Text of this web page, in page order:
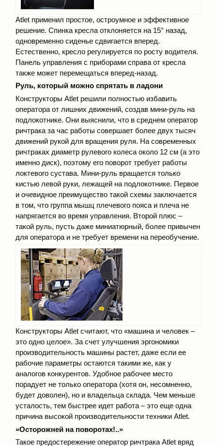
Atlet применил простое, остроумное и эффективное
решение. Спинка кресла отклоняется на 15° назад,
одновременно сиденье сдвигается вперед.
Естественно, кресло регулируется по росту водителя.
Панель управления с приборами справа от кресла
также может перемещаться вперед-назад.
Руль, который можно спрятать в ладони
Конструкторы Atlet решили полностью избавить
оператора от лишних движений, создав мини-руль на
подлокотнике. Они выяснили, что в среднем оператор
ричтрака за час работы совершает более двух тысяч
движений рукой для вращения руля. На современных
ричтраках диаметр рулевого колеса около 12 см (а это
именно диск), поэтому его поворот требует работы
локтевого сустава. Мини-руль вращается только
кистью левой руки, лежащей на подлокотнике. Первое
и очевидное преимущество такой схемы заключается
в том, что группа мышц плечевого пояса и плеча не
напрягается во время управления. Второй плюс –
такой руль, пусть даже миниатюрный, более привычен
для оператора и не требует времени на переобучение.
Конструкторы Atlet считают, что «машина и человек –
это одно целое». За счет улучшения эргономики
производительность машины растет, даже если ее
рабочие параметры остаются такими же, как у
аналогов конкурентов. Удобное рабочее место
порадует не только оператора (хотя он, несомненно,
будет доволен), но и владельца склада. Чем меньше
усталость, тем быстрее идет работа – это еще одна
причина высокой производительности техники Atlet.
«Осторожней на поворотах!..»
Такое предостережение оператор ричтрака Atlet вряд